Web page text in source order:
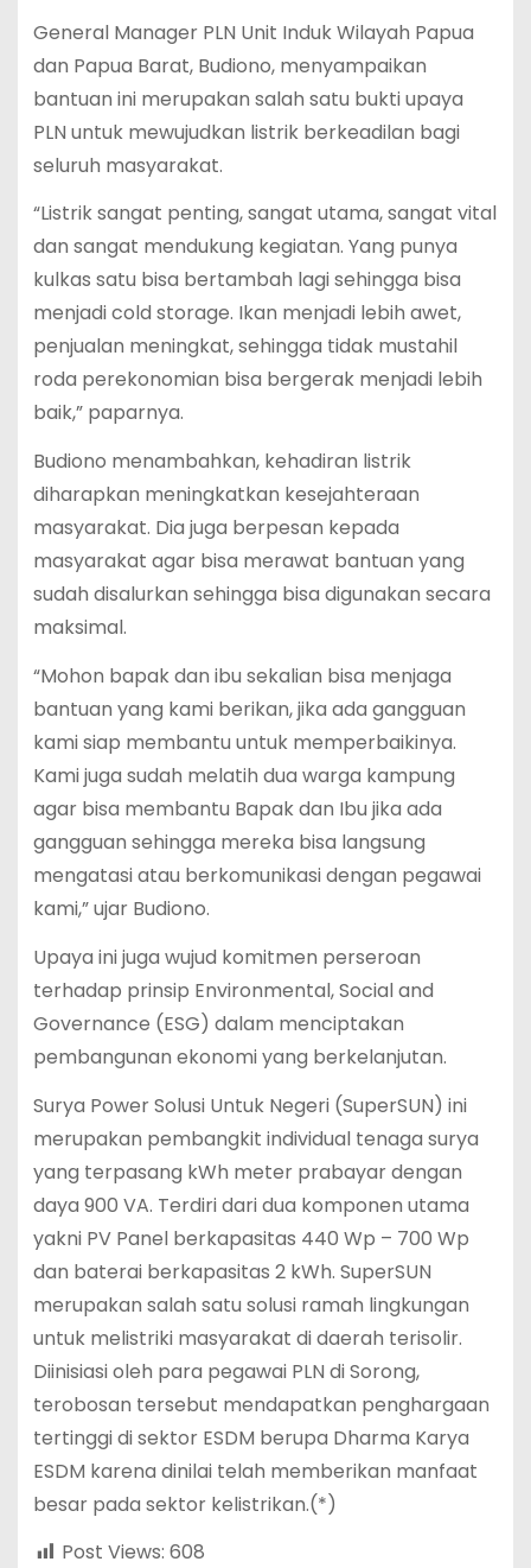
General Manager PLN Unit Induk Wilayah Papua
dan Papua Barat, Budiono, menyampaikan
bantuan ini merupakan salah satu bukti upaya
PLN untuk mewujudkan listrik berkeadilan bagi
seluruh masyarakat.
“Listrik sangat penting, sangat utama, sangat vital
dan sangat mendukung kegiatan. Yang punya
kulkas satu bisa bertambah lagi sehingga bisa
menjadi cold storage. Ikan menjadi lebih awet,
penjualan meningkat, sehingga tidak mustahil
roda perekonomian bisa bergerak menjadi lebih
baik,” paparnya.
Budiono menambahkan, kehadiran listrik
diharapkan meningkatkan kesejahteraan
masyarakat. Dia juga berpesan kepada
masyarakat agar bisa merawat bantuan yang
sudah disalurkan sehingga bisa digunakan secara
maksimal.
“Mohon bapak dan ibu sekalian bisa menjaga
bantuan yang kami berikan, jika ada gangguan
kami siap membantu untuk memperbaikinya.
Kami juga sudah melatih dua warga kampung
agar bisa membantu Bapak dan Ibu jika ada
gangguan sehingga mereka bisa langsung
mengatasi atau berkomunikasi dengan pegawai
kami,” ujar Budiono.
Upaya ini juga wujud komitmen perseroan
terhadap prinsip Environmental, Social and
Governance (ESG) dalam menciptakan
pembangunan ekonomi yang berkelanjutan.
Surya Power Solusi Untuk Negeri (SuperSUN) ini
merupakan pembangkit individual tenaga surya
yang terpasang kWh meter prabayar dengan
daya 900 VA. Terdiri dari dua komponen utama
yakni PV Panel berkapasitas 440 Wp – 700 Wp
dan baterai berkapasitas 2 kWh. SuperSUN
merupakan salah satu solusi ramah lingkungan
untuk melistriki masyarakat di daerah terisolir.
Diinisiasi oleh para pegawai PLN di Sorong,
terobosan tersebut mendapatkan penghargaan
tertinggi di sektor ESDM berupa Dharma Karya
ESDM karena dinilai telah memberikan manfaat
besar pada sektor kelistrikan.(*)
Post Views: 608